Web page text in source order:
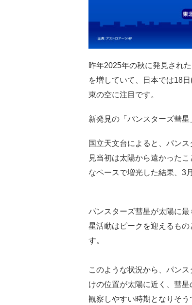
昨年2025年の秋に発見され
を増していて、日本では18
東の空に注目です。
新発見の「パンスターズ彗
国立天文台によると、パン
見当初は太陽から遠かった
なペースで増光した結果、3
パンスターズ彗星が太陽に
星活動はピークを迎えるも
す。
このような状況から、パン
けの位置が太陽に近く、彗
観察しやすい時期となりそう